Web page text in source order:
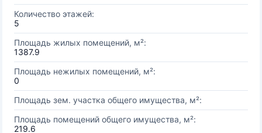
Количество этажей:
5
Площадь жилых помещений, м²:
1387.9
Площадь нежилых помещений, м²:
0
Площадь зем. участка общего имущества, м²:
Площадь помещений общего имущества, м²:
219.6